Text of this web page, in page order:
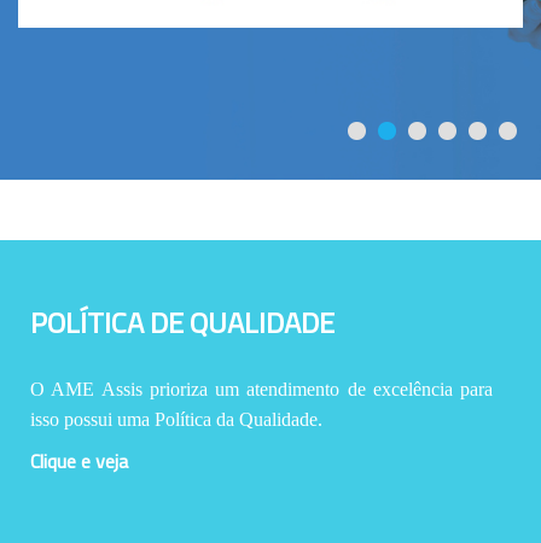
POLÍTICA DE QUALIDADE
O AME Assis prioriza um atendimento de excelência para
isso possui uma Política da Qualidade.
Clique e veja